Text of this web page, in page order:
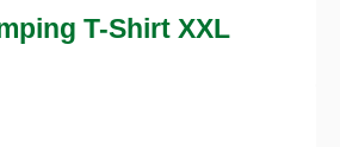
T-Shirt XXL